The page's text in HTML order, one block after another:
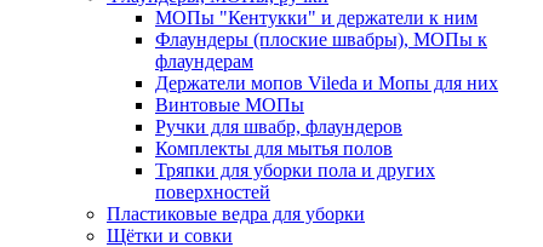
МОПы "Кентукки" и держатели к ним
Флаундеры (плоские швабры), МОПы к
флаундерам
Держатели мопов Vileda и Мопы для них
Винтовые МОПы
Ручки для швабр, флаундеров
Комплекты для мытья полов
Тряпки для уборки пола и других
поверхностей
Пластиковые ведра для уборки
Щётки и совки